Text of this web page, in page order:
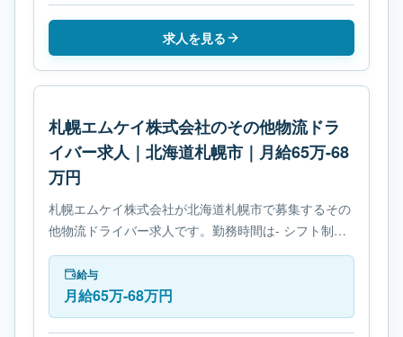
求人を見る
札幌エムケイ株式会社のその他物流ドラ
イバー求人｜北海道札幌市｜月給65万-68
万円
札幌エムケイ株式会社が北海道札幌市で募集するその
他物流ドライバー求人です。勤務時間は- シフト制で
す。必要免許は- 免許取得制度ありです。
給与
月給65万-68万円